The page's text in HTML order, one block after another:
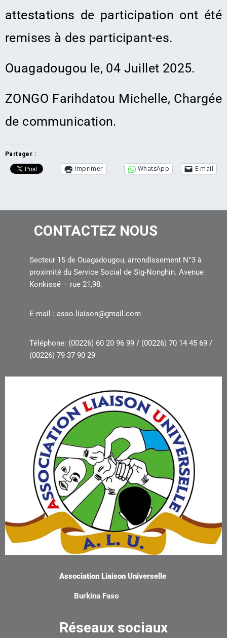
attestations de participation ont été
remises à des participant-es.
Ouagadougou le, 04 Juillet 2025.
ZONGO Farihdatou Michelle, Chargée
de communication.
Partager :
Imprimer WhatsApp E-mail
CONTACTEZ NOUS
Secteur 15 de Ouagadougou, arrondissement N°3 à
proximité du Service Social de Sig-Nonghin. Avenue
Konkissé – rue 21,98.
E-mail : asso.liaison@gmail.com
Téléphone: (00226) 60 20 96 99 / (00226) 70 14 45 69 /
(00226) 79 37 90 29
Association Liaison Universelle
Burkina Faso
Réseaux sociaux